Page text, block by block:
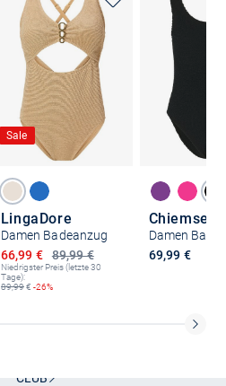
Sale
LingaDore
Damen Badeanzug
89,99 €
Ermäßigter Preis
66,99 €
Niedrigster Preis (letzte 30
Tage):
89,99€ -26%
Chiemsee
Damen
69,99 €
CLUB